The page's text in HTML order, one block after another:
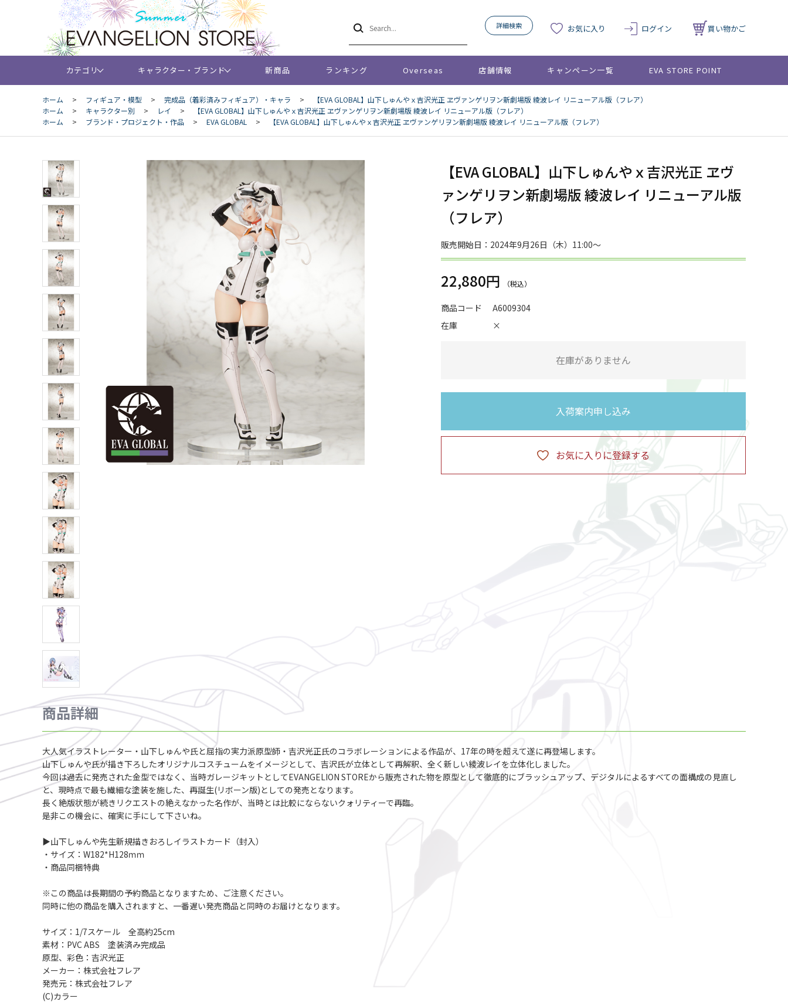
詳細検索 お気に入り ログイン 買い物かご
カテゴリ キャラクター・ブランド 新商品 ランキング Overseas 店舗情報 キャンペーン一覧 EVA STORE POINT
ホーム > フィギュア・模型 > 完成品（着彩済みフィギュア）・キャラ >
【EVA GLOBAL】山下しゅんやｘ吉沢光正 ヱヴァンゲリヲン新劇場版 綾波レイ リニューアル版（フレア）
ホーム
> キャラクター別 > レイ >
【EVA GLOBAL】山下しゅんやｘ吉沢光正 ヱヴァンゲリヲン新劇場版 綾波レイ リニューアル版（フレア）
ホーム
> ブランド・プロジェクト・作品 > EVA GLOBAL > 【EVA GLOBAL】山下しゅんやｘ吉沢光正 ヱヴァンゲリヲン新劇場版 綾波レイ リニューアル版（フレア）
販売開始日：2024年9月26日（木）11:00～
【EVA GLOBAL】山下しゅんやｘ吉沢光正 ヱヴ
ァンゲリヲン新劇場版 綾波レイ リニューアル版
（フレア）
22,880円
商品コード
A6009304
在庫
×
在庫がありません
入荷案内申し込み
お気に入りに登録する
商品詳細
大人気イラストレーター・山下しゅんや氏と屈指の実力派原型師・吉沢光正氏のコラボレーションによる作品が、17年の時を超えて遂に再登場します。
山下しゅんや氏が描き下ろしたオリジナルコスチュームをイメージとして、吉沢氏が立体として再解釈、全く新しい綾波レイを立体化しました。
今回は過去に発売された金型ではなく、当時ガレージキットとしてEVANGELION STOREから販売された物を原型として徹底的にブラッシュアップ、デジタルによるすべての面構成の見直し
と、現時点で最も繊細な塗装を施した、再誕生(リボーン版)としての発売となります。
長く絶版状態が続きリクエストの絶えなかった名作が、当時とは比較にならないクォリティーで再臨。
是非この機会に、確実に手にして下さいね。
▶山下しゅんや先生新規描きおろしイラストカード（封入）
・サイズ：W182*H128ｍｍ
・商品同梱特典
※この商品は長期間の予約商品となりますため、ご注意ください。
同時に他の商品を購入されますと、一番遅い発売商品と同時のお届けとなります。
サイズ：1/7スケール 全高約25cm
素材：PVC ABS 塗装済み完成品
原型、彩色：吉沢光正
メーカー：株式会社フレア
発売元：株式会社フレア
(C)カラー